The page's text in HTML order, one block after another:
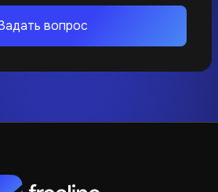
вопрос